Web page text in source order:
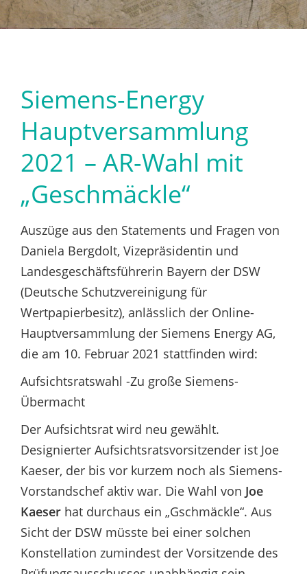
Siemens-Energy
Hauptversammlung
2021 – AR-Wahl mit
„Geschmäckle“
Auszüge aus den Statements und Fragen von
Daniela Bergdolt, Vizepräsidentin und
Landesgeschäftsführerin Bayern der DSW
(Deutsche Schutzvereinigung für
Wertpapierbesitz), anlässlich der Online-
Hauptversammlung der Siemens Energy AG,
die am 10. Februar 2021 stattfinden wird:
Aufsichtsratswahl -Zu große Siemens-
Übermacht
Der Aufsichtsrat wird neu gewählt.
Designierter Aufsichtsratsvorsitzender ist Joe
Kaeser, der bis vor kurzem noch als Siemens-
Vorstandschef aktiv war. Die Wahl von Joe
Kaeser hat durchaus ein „Gschmäckle“. Aus
Sicht der DSW müsste bei einer solchen
Konstellation zumindest der Vorsitzende des